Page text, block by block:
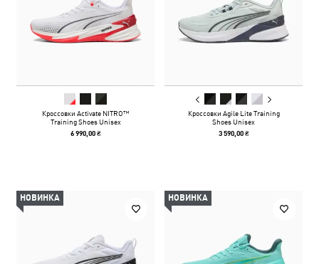
Кроссовки Activate NITRO™
Training Shoes Unisex
6 990,00 ₴
Кроссовки Agile Lite Training
Shoes Unisex
3 590,00 ₴
НОВИНКА НОВИНКА